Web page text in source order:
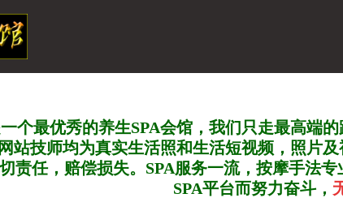
个最优秀的养生SPA会馆，我们只走最高端
站技师均为真实生活照和生活短视频，照片
责任，赔偿损失。SPA服务一流，按摩手法
SPA平台而努力奋斗，